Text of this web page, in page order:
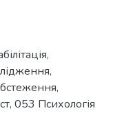
,
,
,
, 053 Психологія